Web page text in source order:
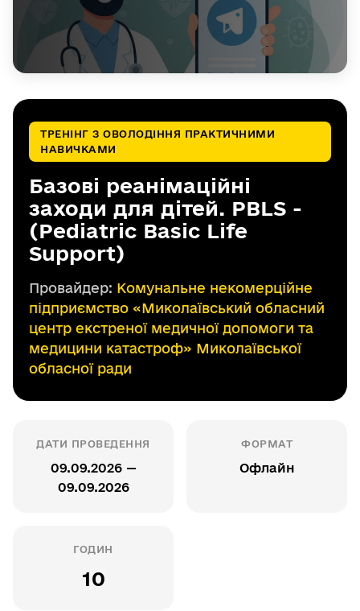
ТРЕНІНГ З ОВОЛОДІННЯ ПРАКТИЧНИМИ
НАВИЧКАМИ
Базові реанімаційні
заходи для дітей. PBLS -
(Pediatric Basic Life
Support)
Провайдер: Комунальне некомерційне
підприємство «Миколаївський обласний
центр екстреної медичної допомоги та
медицини катастроф» Миколаївської
обласної ради
ДАТИ ПРОВЕДЕННЯ
09.09.2026 —
09.09.2026
ФОРМАТ
Офлайн
ГОДИН
10